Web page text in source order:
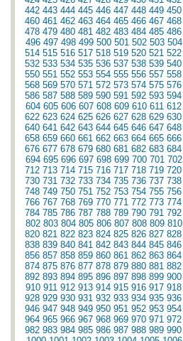
442 443 444 445 446 447 448 449 450
460 461 462 463 464 465 466 467 468
478 479 480 481 482 483 484 485 486
496 497 498 499 500 501 502 503 504
514 515 516 517 518 519 520 521 522
532 533 534 535 536 537 538 539 540
550 551 552 553 554 555 556 557 558
568 569 570 571 572 573 574 575 576
586 587 588 589 590 591 592 593 594
604 605 606 607 608 609 610 611 612
622 623 624 625 626 627 628 629 630
640 641 642 643 644 645 646 647 648
658 659 660 661 662 663 664 665 666
676 677 678 679 680 681 682 683 684
694 695 696 697 698 699 700 701 702
712 713 714 715 716 717 718 719 720
730 731 732 733 734 735 736 737 738
748 749 750 751 752 753 754 755 756
766 767 768 769 770 771 772 773 774
784 785 786 787 788 789 790 791 792
802 803 804 805 806 807 808 809 810
820 821 822 823 824 825 826 827 828
838 839 840 841 842 843 844 845 846
856 857 858 859 860 861 862 863 864
874 875 876 877 878 879 880 881 882
892 893 894 895 896 897 898 899 900
910 911 912 913 914 915 916 917 918
928 929 930 931 932 933 934 935 936
946 947 948 949 950 951 952 953 954
964 965 966 967 968 969 970 971 972
982 983 984 985 986 987 988 989 990